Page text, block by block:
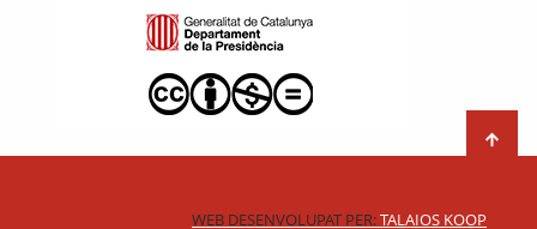
WEB DESENVOLUPAT PER:TALAIOS KOOP